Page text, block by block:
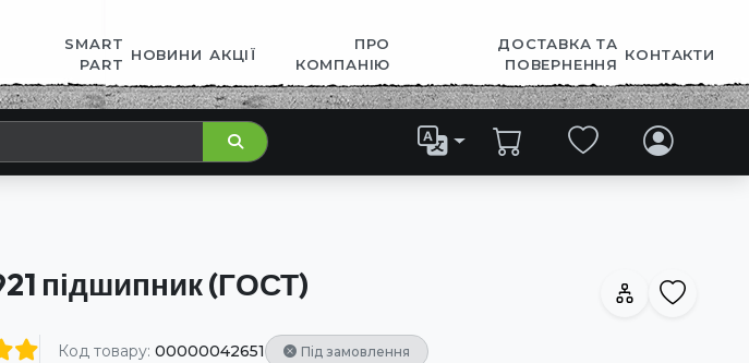
SMART
PART
НОВИНИ АКЦІЇ
ПРО
КОМПАНІЮ
ДОСТАВКА ТА
ПОВЕРНЕННЯ
КОНТАКТИ
підшипник (ГОСТ)
Код товару: 00000042651 Під замовлення